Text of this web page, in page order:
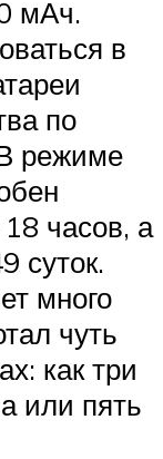
мАч.
в
по
режиме
часов, а
суток.
много
чуть
как три
или пять